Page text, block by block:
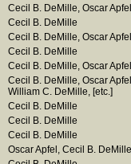
Cecil B. DeMille, Oscar Apfel
Cecil B. DeMille
Cecil B. DeMille, Oscar Apfel
Cecil B. DeMille
Cecil B. DeMille, Oscar Apfel
Cecil B. DeMille, Oscar
William C. DeMille, [etc.]
Cecil B. DeMille
Cecil B. DeMille
Cecil B. DeMille
Oscar Apfel, Cecil B. DeMille